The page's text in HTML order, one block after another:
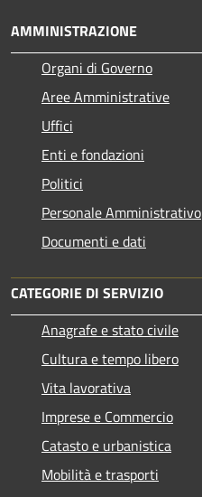
AMMINISTRAZIONE
Organi di Governo
Aree Amministrative
Uffici
Enti e fondazioni
Politici
Personale Amministrativo
Documenti e dati
CATEGORIE DI SERVIZIO
Anagrafe e stato civile
Cultura e tempo libero
Vita lavorativa
Imprese e Commercio
Catasto e urbanistica
Mobilità e trasporti